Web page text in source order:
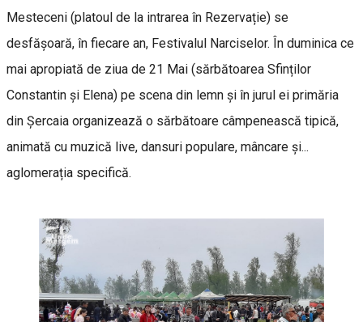
Mesteceni (platoul de la intrarea în Rezervație) se
desfășoară, în fiecare an, Festivalul Narciselor. În duminica ce
mai apropiată de ziua de 21 Mai (sărbătoarea Sfinților
Constantin și Elena) pe scena din lemn și în jurul ei primăria
din Șercaia organizează o sărbătoare câmpenească tipică,
animată cu muzică live, dansuri populare, mâncare și...
aglomerația specifică.